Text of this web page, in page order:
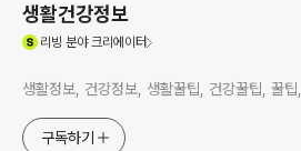
생활건강정보
리빙 분야 크리에이터
생활정보, 건강정보, 생활꿀팁, 건강꿀팁, 꿀
구독하기